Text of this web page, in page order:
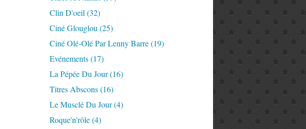
Clin D'oeil (32)
Ciné Glouglou (25)
Ciné Olé-Olé Par Lenny Barre(19)
Evénements(17)
La Pépée Du Jour(16)
Titres Abscons(16)
Le Musclé Du Jour(4)
Roque'n'rôle(4)